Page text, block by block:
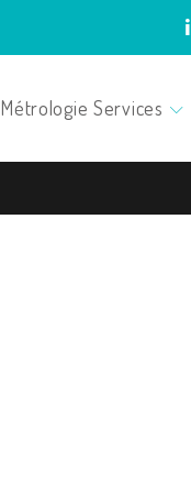
Métrologie Services